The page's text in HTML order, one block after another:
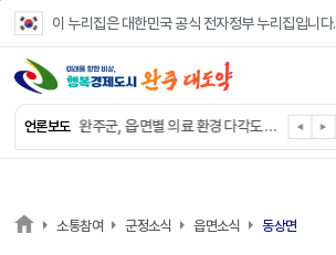
이 누리집은 대한민국 공식 전자정부 누리집입니다.
언론보도
완주군, ‘수의계약 총량제’ 개편 운영
완주군 청소년, 초록우산 지원으로 치과 치료
완주군, 읍·면별 의료 환경 다각도 진단한다
완주군, 모바일 헬스케어 “내 건강 변화 직접 확인”
전북은행, 완주군에 ‘시원키트’ 60세트 기탁
소통참여 군정소식 읍면소식 동상면